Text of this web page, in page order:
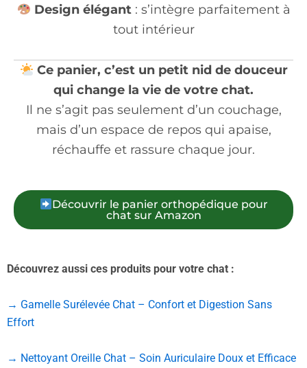
Design élégant: s’intègre parfaitement à
tout intérieur
Ce panier, c’est un petit nid de douceur
qui change la vie de votre chat.
Il ne s’agit pas seulement d’un couchage,
mais d’un espace de repos qui apaise,
réchauffe et rassure chaque jour.
Découvrir le panier orthopédique pour
chat sur Amazon
Découvrez aussi ces produits pour votre chat :
→ Gamelle Surélevée Chat – Confort et Digestion Sans
Effort
→ Nettoyant Oreille Chat – Soin Auriculaire Doux et Efficace